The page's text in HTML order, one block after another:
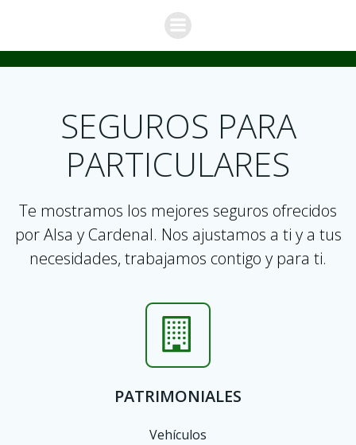
Saltar
al
contenido
SEGUROS PARA
PARTICULARES
Te mostramos los mejores seguros ofrecidos
por Alsa y Cardenal. Nos ajustamos a ti y a tus
necesidades, trabajamos contigo y para ti.
PATRIMONIALES
Vehículos